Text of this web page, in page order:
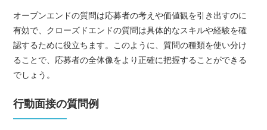
オープンエンドの質問は応募者の考えや価値観を引き出すのに
有効で、クローズドエンドの質問は具体的なスキルや経験を確
認するために役立ちます。このように、質問の種類を使い分け
ることで、応募者の全体像をより正確に把握することができる
でしょう。
行動面接の質問例